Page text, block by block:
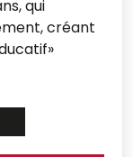
qui
créant